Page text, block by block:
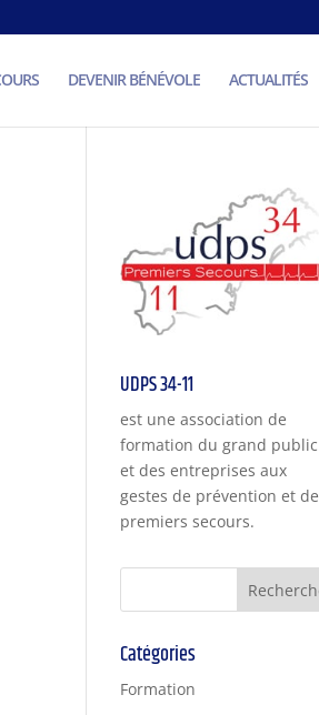
DEVENIR BÉNÉVOLE ACTUALITÉS
UDPS 34-11
est une association de
formation du grand public
et des entreprises aux
gestes de prévention et de
premiers secours.
Catégories
Formation